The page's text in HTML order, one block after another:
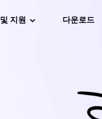
지원 다운로드